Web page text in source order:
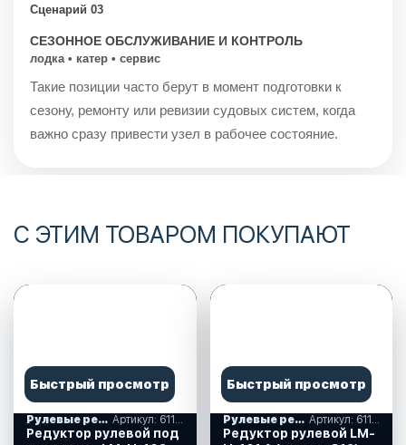
Сценарий 03
СЕЗОННОЕ ОБСЛУЖИВАНИЕ И КОНТРОЛЬ
лодка • катер • сервис
Такие позиции часто берут в момент подготовки к
сезону, ремонту или ревизии судовых систем, когда
важно сразу привести узел в рабочее состояние.
С ЭТИМ ТОВАРОМ ПОКУПАЮТ
Быстрый просмотр
Рулевые редукторы, комплекты и накладки
Редуктор рулевой под
Быстрый просмотр
Рулевые редукторы, комплекты и накладки
Редуктор рулевой LM-